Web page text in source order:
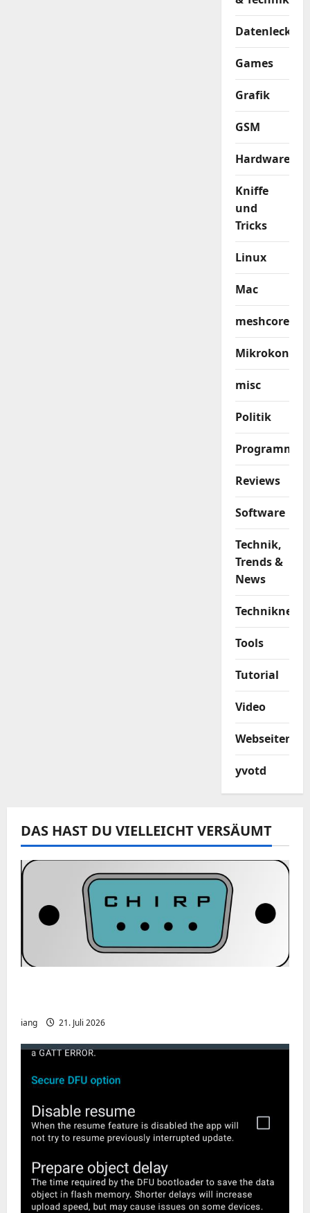
Datenleck
Games
Grafik
GSM
Hardware
Kniffe
und
Tricks
Linux
Mac
meshcore
misc
Politik
Reviews
Software
Technik,
Trends &
News
Techniknews
Tools
Tutorial
Video
Webseiten
yvotd
DAS HAST DU VIELLEICHT VERSÄUMT
iang 21. Juli 2026